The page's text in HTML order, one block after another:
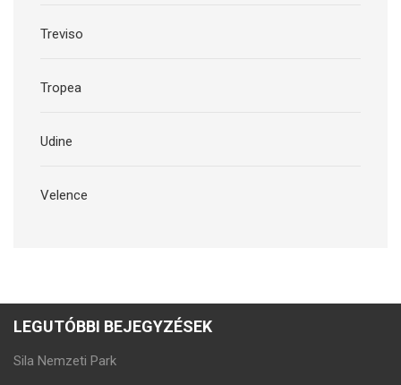
Treviso
Tropea
Udine
Velence
LEGUTÓBBI BEJEGYZÉSEK
Sila Nemzeti Park